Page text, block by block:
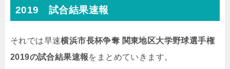
2019 試合結果速報
それでは早速横浜市長杯争奪 関東地区大学野球選手権
2019の試合結果速報をまとめていきます。